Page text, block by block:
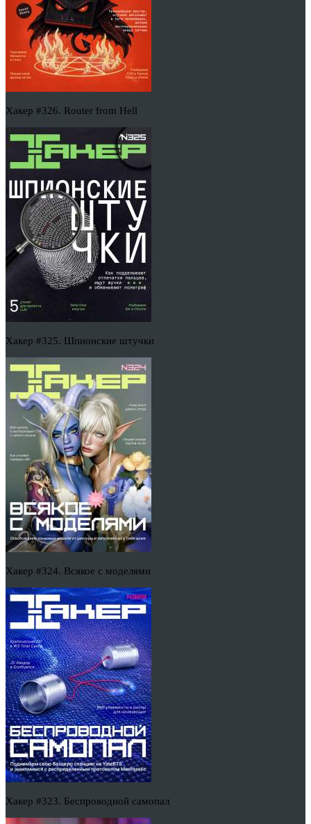
Хакер #326. Router from Hell
Хакер #325. Шпионские штучки
Хакер #324. Всякое с моделями
Хакер #323. Беспроводной самопал